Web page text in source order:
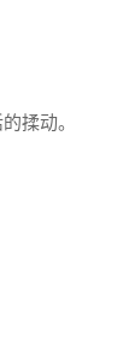
揉动。